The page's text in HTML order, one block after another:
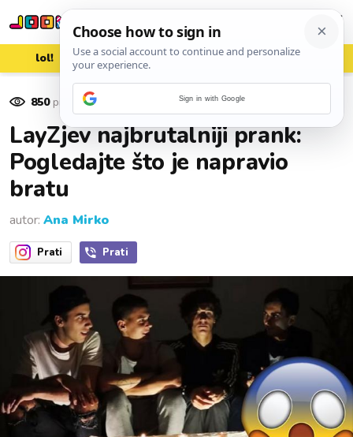
lol! aww vrh! woot?!
850pregleda
LayZjev najbrutalniji prank:
Pogledajte što je napravio
bratu
autor: Ana Mirko
Prati Prati
Sign in with Google